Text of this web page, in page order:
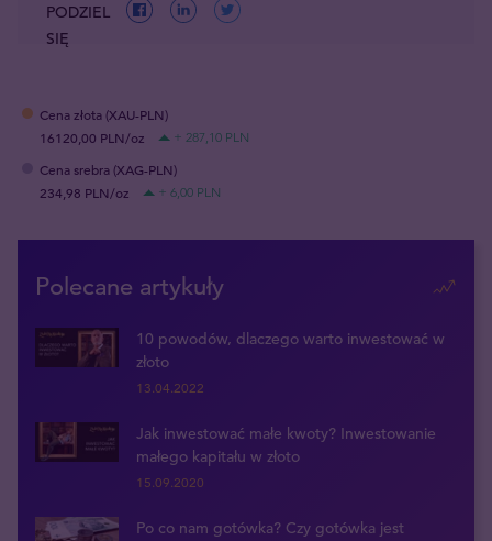
PODZIEL
SIĘ
Cena złota (XAU-PLN)
16120,00 PLN/oz
+ 287,10 PLN
Cena srebra (XAG-PLN)
234,98 PLN/oz
+ 6,00 PLN
Polecane artykuły
10 powodów, dlaczego warto inwestować w
złoto
13.04.2022
Jak inwestować małe kwoty? Inwestowanie
małego kapitału w złoto
15.09.2020
Po co nam gotówka? Czy gotówka jest